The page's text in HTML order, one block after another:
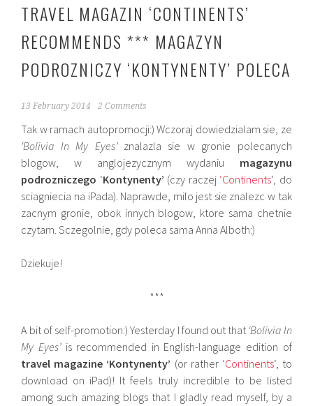
TRAVEL MAGAZIN ‘CONTINENTS’
RECOMMENDS *** MAGAZYN
PODROZNICZY ‘KONTYNENTY’ POLECA
13 February 2014 2 Comments
Tak w ramach autopromocji:) Wczoraj dowiedzialam sie, ze
‘Bolivia In My Eyes’znalazla sie w gronie polecanych
blogow, w anglojezycznym wydaniu magazynu
podrozniczego ‘Kontynenty’ (czy raczej ‘Continents‘, do
sciagniecia na iPada). Naprawde, milo jest sie znalezc w tak
zacnym gronie, obok innych blogow, ktore sama chetnie
czytam. Sczegolnie, gdy poleca sama Anna Alboth:)
Dziekuje!
***
A bit of self-promotion:) Yesterday I found out that ‘Bolivia In
My Eyes’is recommended in English-language edition of
travel magazine ‘Kontynenty’ (or rather ‘Continents‘, to
download on iPad)! It feels truly incredible to be listed
among such amazing blogs that I gladly read myself, by a